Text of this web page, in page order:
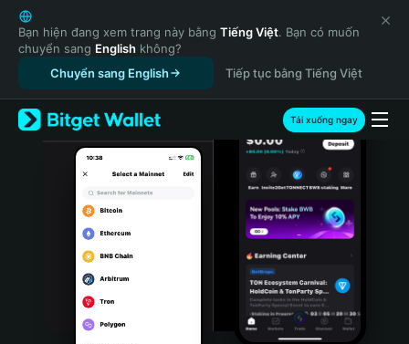
English
日本語
Tiếng Việt
Русский
Español (Latinoamérica)
Türkçe
Italiano
Português (Portugal)
Bahasa Indonesia
Bạn hiện đang xem trang này bằng Tiếng Việt. Bạn có muốn
chuyển sang English không?
Chuyển sang English
Tiếp tục bằng Tiếng Việt
Tải xuống ngay